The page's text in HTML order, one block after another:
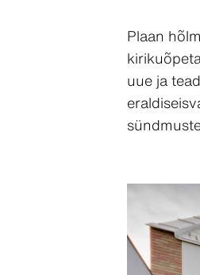
Plaan
uue ja